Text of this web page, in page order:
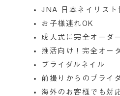
JNA 日本ネイリスト
お子様連れOK
成人式に完全オーダ
推活向け！完全オー
ブライダルネイル
前撮りからのブライ
海外のお客様でも対